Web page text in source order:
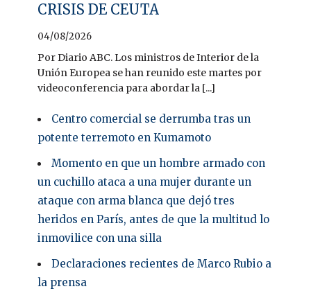
CRISIS DE CEUTA
04/08/2026
Por Diario ABC. Los ministros de Interior de la
Unión Europea se han reunido este martes por
videoconferencia para abordar la [...]
Centro comercial se derrumba tras un
potente terremoto en Kumamoto
Momento en que un hombre armado con
un cuchillo ataca a una mujer durante un
ataque con arma blanca que dejó tres
heridos en París, antes de que la multitud lo
inmovilice con una silla
Declaraciones recientes de Marco Rubio a
la prensa